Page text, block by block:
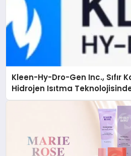
Kleen-Hy-Dro-Gen Inc., Sıfır
Hidrojen Isıtma
Düzenleyici Onaylarını Aldı